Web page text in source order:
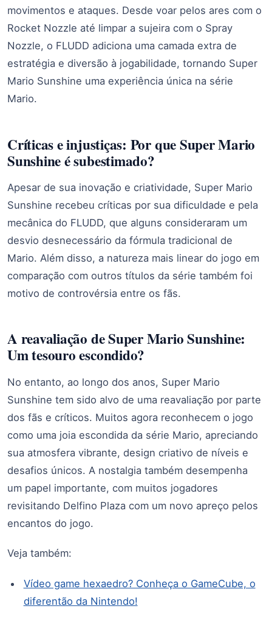
movimentos e ataques. Desde voar pelos ares com o
Rocket Nozzle até limpar a sujeira com o Spray
Nozzle, o FLUDD adiciona uma camada extra de
estratégia e diversão à jogabilidade, tornando Super
Mario Sunshine uma experiência única na série
Mario.
Críticas e injustiças: Por que Super Mario
Sunshine é subestimado?
Apesar de sua inovação e criatividade, Super Mario
Sunshine recebeu críticas por sua dificuldade e pela
mecânica do FLUDD, que alguns consideraram um
desvio desnecessário da fórmula tradicional de
Mario. Além disso, a natureza mais linear do jogo em
comparação com outros títulos da série também foi
motivo de controvérsia entre os fãs.
A reavaliação de Super Mario Sunshine:
Um tesouro escondido?
No entanto, ao longo dos anos, Super Mario
Sunshine tem sido alvo de uma reavaliação por parte
dos fãs e críticos. Muitos agora reconhecem o jogo
como uma joia escondida da série Mario, apreciando
sua atmosfera vibrante, design criativo de níveis e
desafios únicos. A nostalgia também desempenha
um papel importante, com muitos jogadores
revisitando Delfino Plaza com um novo apreço pelos
encantos do jogo.
Veja também:
Vídeo game hexaedro? Conheça o GameCube, o
diferentão da Nintendo!